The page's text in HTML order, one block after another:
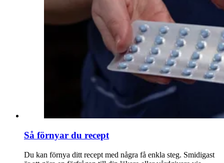
Så förnyar du recept
Du kan förnya ditt recept med några få enkla steg. Smidigast